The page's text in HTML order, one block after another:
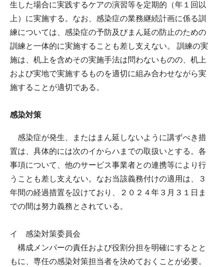
生した場合に実践するケアの演習等を定期的（年１回以
上）に実施する。なお、感染症の業務継続計画に係る訓
練については、感染症の予防及びまん延の防止のための
訓練と一体的に実施することも差し支えない。 訓練の実
施は、机上を含めその実施手法は問わないものの、机上
および実地で実施するものを適切に組み合わせながら実
施することが適切である。
感染対策
感染症が発生、またはまん延しないように講ずべき措
置は、具体的には次のイからハまでの取扱いとする。各
事項について、他のサービス事業者との連携等により行
うことも差し支えない。なお当該義務付けの適用は、３
年間の経過措置を設けており、２０２４年３月３１日ま
での間は努力義務とされている。
イ 感染対策委員会
構成メンバーの責任および役割分担を明確にするとと
もに、専任の感染対策担当者を決めておくことが必要。